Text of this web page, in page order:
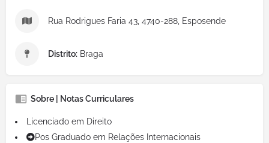
Rua Rodrigues Faria 43, 4740-288, Esposende
Distrito: Braga
Sobre | Notas Curriculares
Licenciado em Direito
Pos Graduado em Relações Internacionais